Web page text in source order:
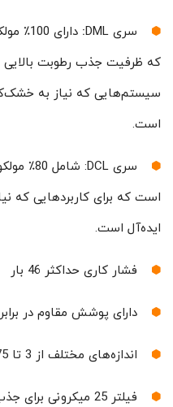
سری DML :
که ظرفیت جذب رطوبت بالایی
سیستم‌هایی که نیاز به
است.
است که برای کاربردهایی که
ایده‌آل است.
فشار کاری حداکثر 46 بار
دارای پوشش مقاوم در
اندازه‌های مختلف از 3 تا 75 اینچ مکعب
فیلتر 25 میکرونی